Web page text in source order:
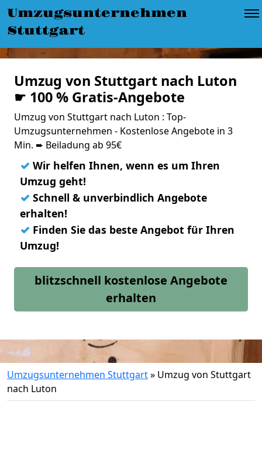
Umzugsunternehmen
Stuttgart
Umzug von Stuttgart nach Luton
☛ 100 % Gratis-Angebote
Umzug von Stuttgart nach Luton : Top-
Umzugsunternehmen - Kostenlose Angebote in 3
Min. ➨ Beiladung ab 95€
✓ Wir helfen Ihnen, wenn es um Ihren
Umzug geht!
✓ Schnell & unverbindlich Angebote
erhalten!
✓ Finden Sie das beste Angebot für Ihren
Umzug!
blitzschnell kostenlose Angebote
erhalten
Umzugsunternehmen Stuttgart» Umzug von Stuttgart
nach Luton